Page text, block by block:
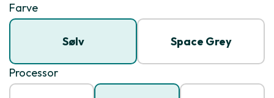
Farve
Sølv Space Grey
Processor